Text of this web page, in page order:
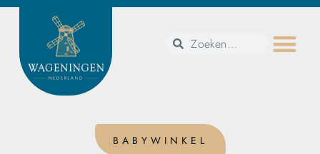
BABYWINKEL